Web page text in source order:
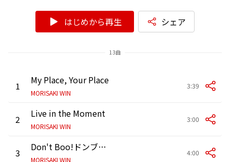
はじめから再生 シェア
13曲
1 My Place, Your Place
MORISAKI WIN
3:39
2 Live in the Moment
MORISAKI WIN
3:00
3 Don't Boo!ドンブラザーズ
MORISAKI WIN
4:00